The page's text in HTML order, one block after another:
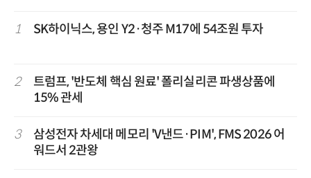
1 SK하이닉스, 용인 Y2·청주 M17에 54조원 투자
2
트럼프, '반도체 핵심 원료' 폴리실리콘 파생상품에
15% 관세
3
삼성전자 차세대 메모리 'V낸드·PIM', FMS 2026 어
워드서 2관왕